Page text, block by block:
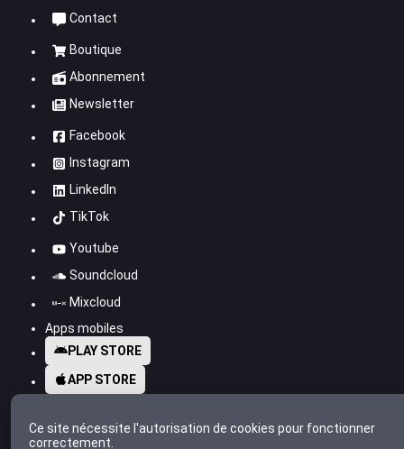
Contact
Boutique
Abonnement
Newsletter
Facebook
Instagram
LinkedIn
TikTok
Youtube
Soundcloud
Mixcloud
Apps mobiles
PLAY STORE
APP STORE
Ce site nécessite l'autorisation de cookies pour fonctionner
correctement.